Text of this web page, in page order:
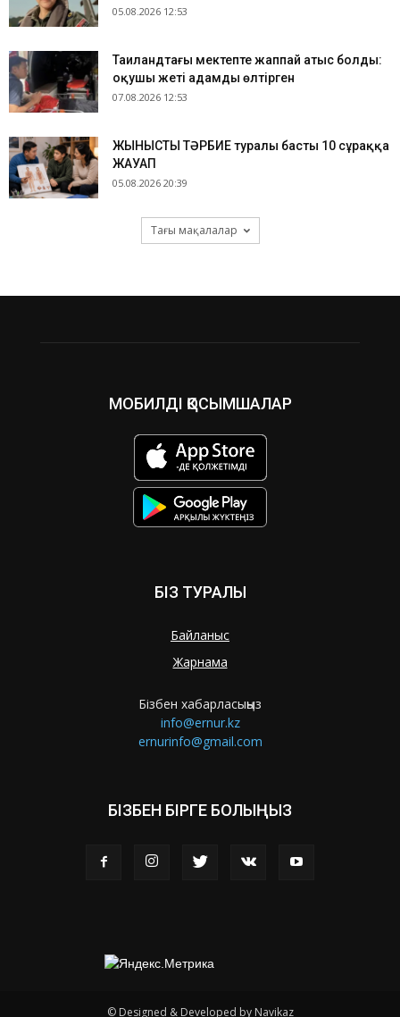
05.08.2026 12:53
Таиландтағы мектепте жаппай атыс болды:
оқушы жеті адамды өлтірген
07.08.2026 12:53
ЖЫНЫСТЫҚ ТӘРБИЕ туралы басты 10 сұраққа
ЖАУАП
05.08.2026 20:39
Тағы мақалалар
МОБИЛДІ ҚОСЫМШАЛАР
БІЗ ТУРАЛЫ
Байланыс
Жарнама
Бізбен хабарласыңыз
info@ernur.kz
ernurinfo@gmail.com
БІЗБЕН БІРГЕ БОЛЫҢЫЗ
© Designed & Developed by Navikaz